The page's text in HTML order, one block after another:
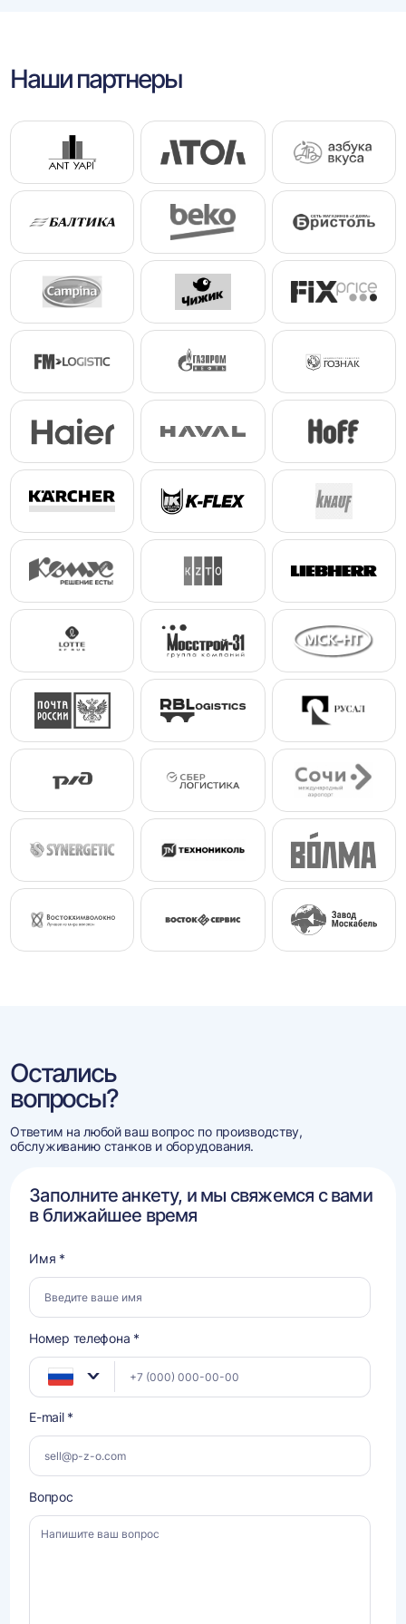
Наши партнеры
Остались
вопросы?
Ответим на любой ваш вопрос по производству,
обслуживанию станков и оборудования.
Заполните анкету, и мы свяжемся с вами
в ближайшее время
Имя *
Номер телефона *
E-mail *
Вопрос